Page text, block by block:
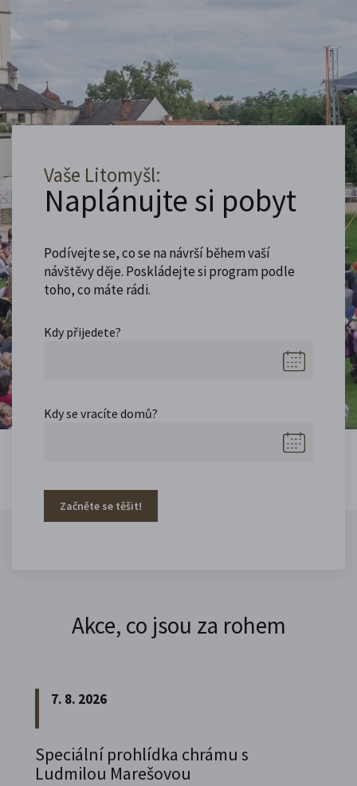
Vaše Litomyšl:
Naplánujte si pobyt
Podívejte se, co se na návrší během vaší
návštěvy děje. Poskládejte si program podle
toho, co máte rádi.
Kdy přijedete?
Kdy se vracíte domů?
Začněte se těšit!
Akce, co jsou za rohem
7. 8. 2026
Speciální prohlídka chrámu s
Ludmilou Marešovou